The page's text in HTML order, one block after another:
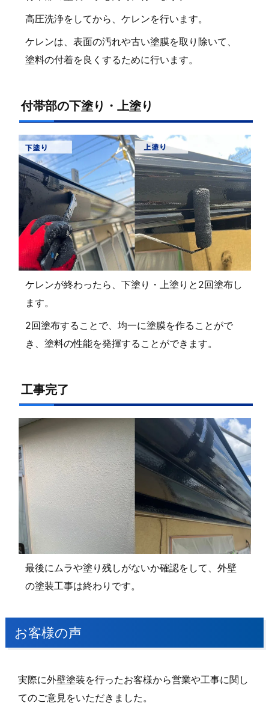
高圧洗浄をしてから、ケレンを行います。
ケレンは、表面の汚れや古い塗膜を取り除いて、
塗料の付着を良くするために行います。
付帯部の下塗り・上塗り
ケレンが終わったら、下塗り・上塗りと2回塗布し
ます。
2回塗布することで、均一に塗膜を作ることがで
き、塗料の性能を発揮することができます。
工事完了
最後にムラや塗り残しがないか確認をして、外壁
の塗装工事は終わりです。
お客様の声
実際に外壁塗装を行ったお客様から営業や工事に関し
てのご意見をいただきました。